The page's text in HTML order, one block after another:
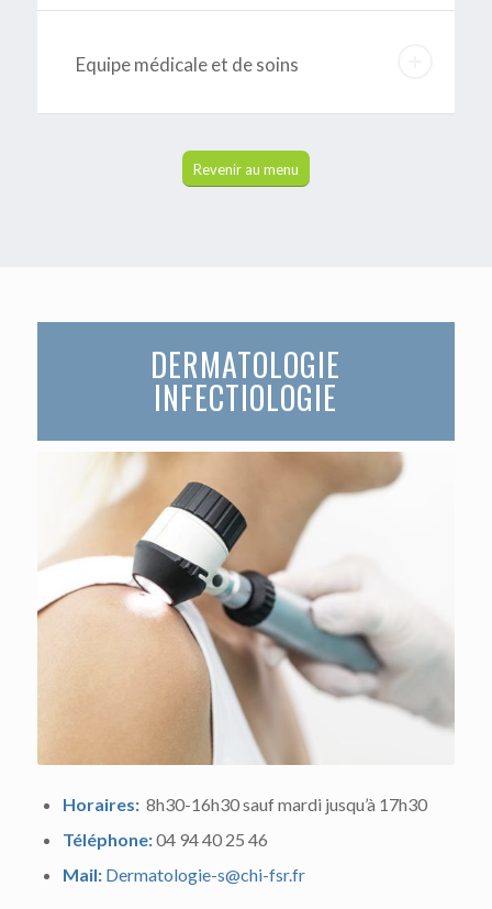
Equipe médicale et de soins
Revenir au menu
DERMATOLOGIE
INFECTIOLOGIE
Horaires:8h30-16h30 sauf mardi jusqu’à 17h30
Téléphone:04 94 40 25 46
Mail: Dermatologie-s@chi-fsr.fr